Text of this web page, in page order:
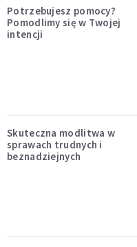
Potrzebujesz pomocy?
Pomodlimy się w Twojej
intencji
Skuteczna modlitwa w
sprawach trudnych i
beznadziejnych